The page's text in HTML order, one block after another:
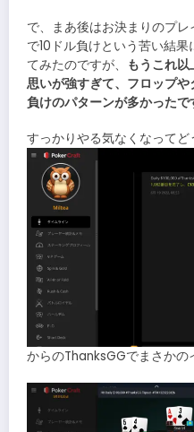
で、まあ後はお決まりのプ
で10ドル負けという苦い結
てみたのですが、
もうこれ
思いが強すぎて、フロップ
負けのパターンが多かったで
すっかりやる気なくなってど
からのThanksGGでまさかの